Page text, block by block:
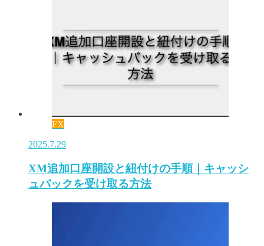
FX
2025.7.29
XM追加口座開設と紐付けの手順｜キャッシ
ュバックを受け取る方法